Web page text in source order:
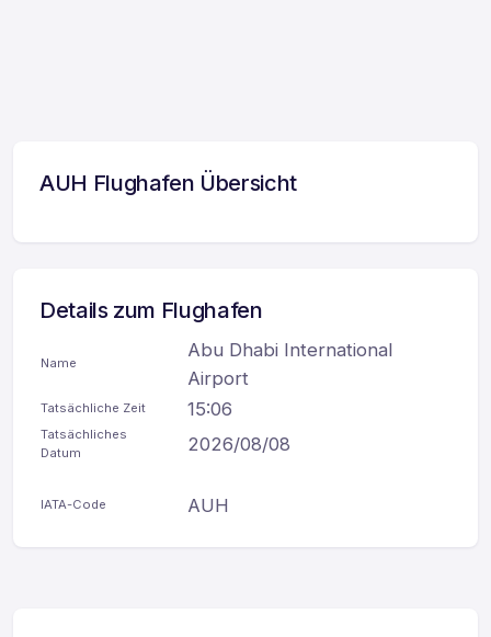
AUH Flughafen Übersicht
Details zum Flughafen
Name
Abu Dhabi International
Airport
Tatsächliche Zeit 15:06
Tatsächliches
Datum
2026/08/08
IATA-Code AUH